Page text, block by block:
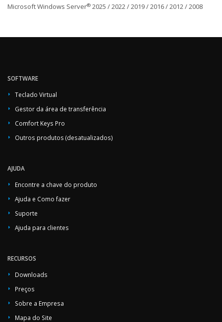
Microsoft Windows Server® 2025 / 2022 / 2019 / 2016 / 2012 / 2008
SOFTWARE
Teclado Virtual
Gestor da área de transferência
Comfort Keys Pro
Outros produtos (desatualizados)
AJUDA
Encontre a chave do produto
Ajuda e Como fazer
Suporte
Ajuda para clientes
RECURSOS
Downloads
Preços
Sobre a Empresa
Mapa do Site